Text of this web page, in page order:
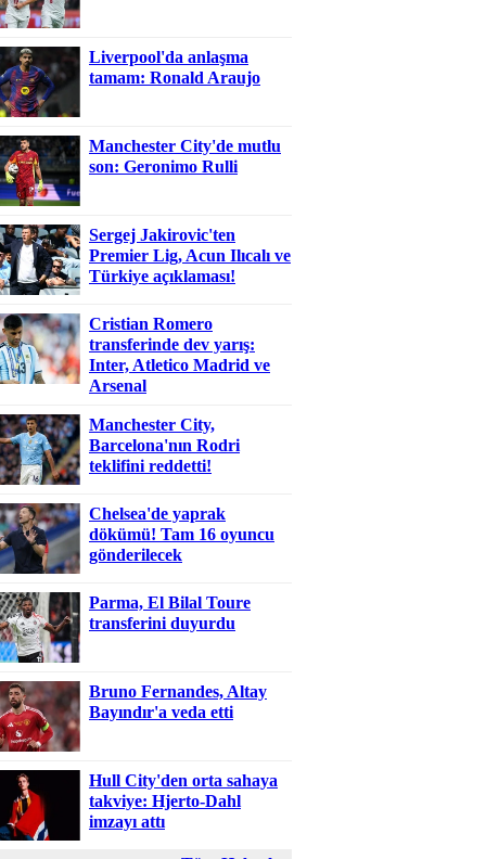
Liverpool'da anlaşma
tamam: Ronald Araujo
Manchester City'de mutlu
son: Geronimo Rulli
Sergej Jakirovic'ten
Premier Lig, Acun Ilıcalı ve
Türkiye açıklaması!
Cristian Romero
transferinde dev yarış:
Inter, Atletico Madrid ve
Arsenal
Manchester City,
Barcelona'nın Rodri
teklifini reddetti!
Chelsea'de yaprak
dökümü! Tam 16 oyuncu
gönderilecek
Parma, El Bilal Toure
transferini duyurdu
Bruno Fernandes, Altay
Bayındır'a veda etti
Hull City'den orta sahaya
takviye: Hjerto-Dahl
imzayı attı